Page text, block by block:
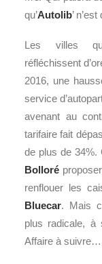
qu’Autolib’
Les villes
réfléchissent
2016, une
service
avenant au
tarifaire fait
de plus de 34%.
Bolloré
renflouer les
Bluecar. Mais
plus radicale,
Affaire à suivre…